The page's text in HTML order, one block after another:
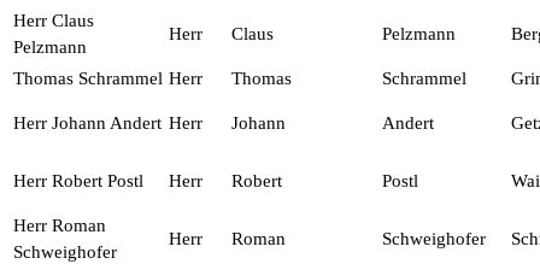
Herr Claus
Pelzmann
Herr Claus Pelzmann
Thomas Schrammel Herr Thomas Schrammel
Herr Johann Andert Herr Johann Andert
Herr Robert Postl Herr Robert Postl
Herr Roman
Schweighofer
Herr Roman Schweighofer